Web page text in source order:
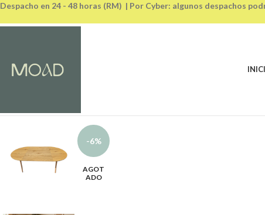
-6%
AGOT
ADO
Despacho en 24 - 48 horas (RM) | Por Cyber: algunos despachos